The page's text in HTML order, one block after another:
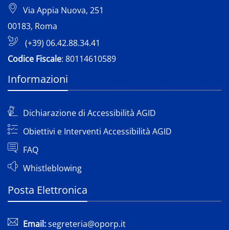
Via Appia Nuova, 251
00183, Roma
(+39) 06.42.88.34.41
Codice Fiscale: 80114610589
Informazioni
Dichiarazione di Accessibilità AGID
Obiettivi e Interventi Accessibilità AGID
FAQ
Whistleblowing
Posta Elettronica
Email:segreteria@oporp.it